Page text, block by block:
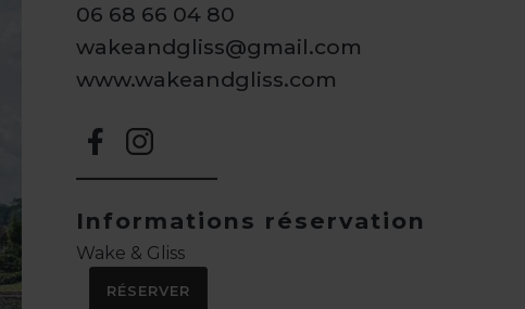
06 68 66 04 80
wakeandgliss@gmail.com
www.wakeandgliss.com
Informations réservation
Wake & Gliss
RÉSERVER